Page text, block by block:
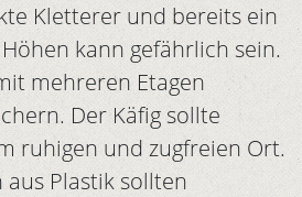
Kletterer und bereits ein
kann gefährlich sein.
mehreren Etagen
Der Käfig sollte
ruhigen und zugfreien Ort.
Plastik sollten